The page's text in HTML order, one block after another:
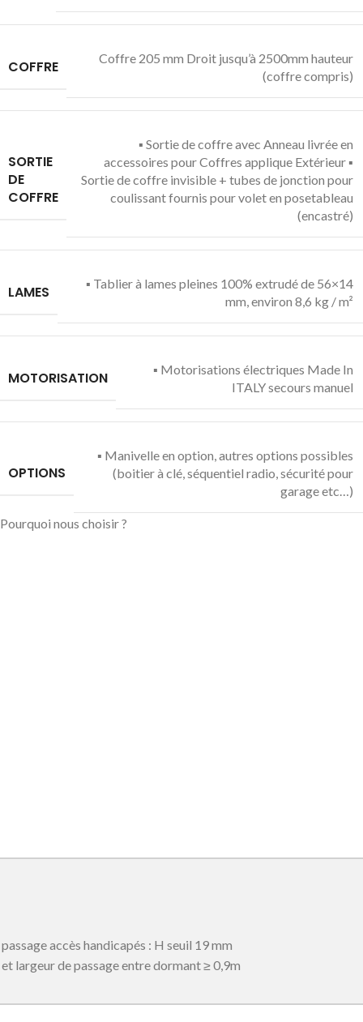
COFFRE
Coffre 205 mm Droit jusqu’à 2500mm hauteur
(coffre compris)
SORTIE
DE
COFFRE
▪ Sortie de coffre avec Anneau livrée en
accessoires pour Coffres applique Extérieur ▪
Sortie de coffre invisible + tubes de jonction pour
coulissant fournis pour volet en posetableau
(encastré)
LAMES
▪ Tablier à lames pleines 100% extrudé de 56×14
mm, environ 8,6 kg / m²
MOTORISATION
▪ Motorisations électriques Made In
ITALY secours manuel
OPTIONS
▪ Manivelle en option, autres options possibles
(boitier à clé, séquentiel radio, sécurité pour
garage etc…)
Pourquoi nous choisir ?
passage accès handicapés : H seuil 19 mm
et largeur de passage entre dormant ≥ 0,9m